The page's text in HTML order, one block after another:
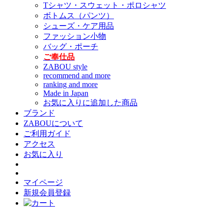
Tシャツ・スウェット・ポロシャツ
ボトムス（パンツ）
シューズ・ケア用品
ファッション小物
バッグ・ポーチ
ご奉仕品
ZABOU style
recommend and more
ranking and more
Made in Japan
お気に入りに追加した商品
ブランド
ZABOUについて
ご利用ガイド
アクセス
お気に入り
マイページ
新規会員登録